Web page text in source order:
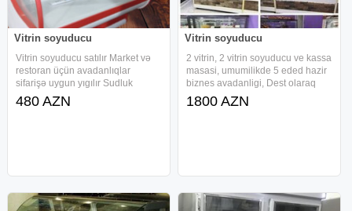
Vitrin soyuducu
Vitrin soyuducu satılır Market və
restoran üçün avadanlıqlar
sifarişə uygun yıgılır Sudluk
soyuducu Ət soyuducu sirniyyat
soyuducu kabablıq soyuducu
480 AZN
Vitrin soyuducu
2 vitrin, 2 vitrin soyuducu ve kassa
masasi, umumilikde 5 eded hazir
biznes avadanligi, Dest olaraq
satilir. Magaza baglanir deye
satilir. Qiymetde razilasma olacaq.
1800 AZN